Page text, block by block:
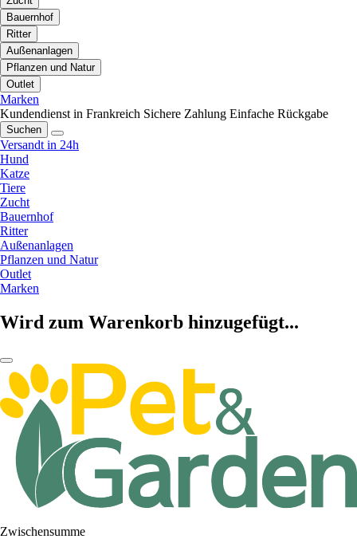
Bauernhof
Ritter
Außenanlagen
Pflanzen und Natur
Outlet
Marken
Kundendienst in Frankreich Sichere Zahlung Einfache Rückgabe
Suchen
Versandt in 24h
Hund
Katze
Tiere
Zucht
Bauernhof
Ritter
Außenanlagen
Pflanzen und Natur
Outlet
Marken
Wird zum Warenkorb hinzugefügt...
Zwischensumme